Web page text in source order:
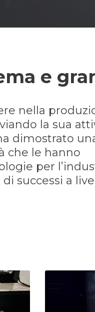
e
nella
la sua
dimostrato
che le hanno
per
successi a